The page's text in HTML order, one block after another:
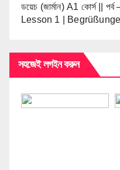
ডয়েচ (জার্মান) A1 কোর্স ||
Lesson 1 |
সহজেই লগইন করুন